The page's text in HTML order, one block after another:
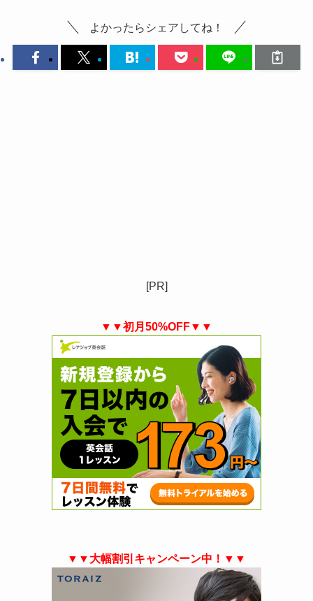
よかったらシェアしてね！
[PR]
▼▼初月50%OFF▼▼
▼▼大幅割引キャンペーン中！▼▼